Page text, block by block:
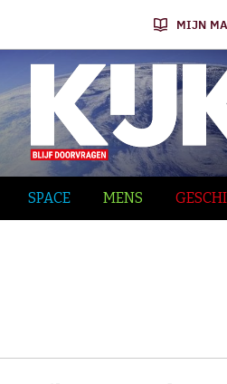
MIJN
SPACE MENS